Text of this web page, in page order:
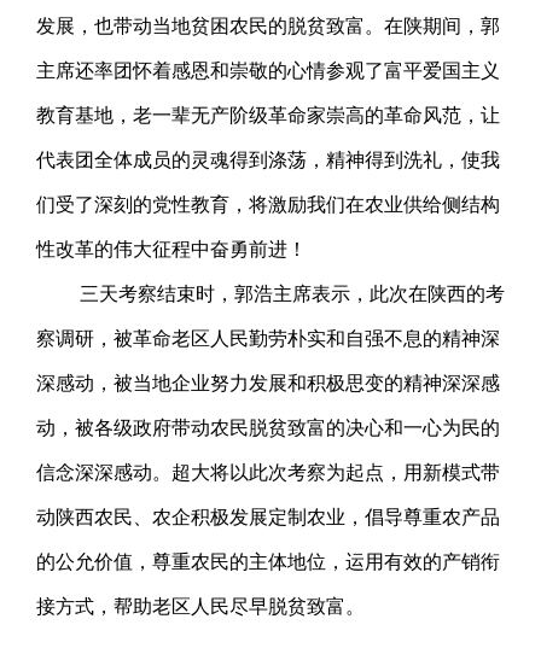
发展，也带动当地贫困农民的脱贫致富。在陕期间，郭
主席还率团怀着感恩和崇敬的心情参观了富平爱国主义
教育基地，老一辈无产阶级革命家崇高的革命风范，让
代表团全体成员的灵魂得到涤荡，精神得到洗礼，使我
们受了深刻的党性教育，将激励我们在农业供给侧结构
性改革的伟大征程中奋勇前进！
三天考察结束时，郭浩主席表示，此次在陕西的考
察调研，被革命老区人民勤劳朴实和自强不息的精神深
深感动，被当地企业努力发展和积极思变的精神深深感
动，被各级政府带动农民脱贫致富的决心和一心为民的
信念深深感动。超大将以此次考察为起点，用新模式带
动陕西农民、农企积极发展定制农业，倡导尊重农产品
的公允价值，尊重农民的主体地位，运用有效的产销衔
接方式，帮助老区人民尽早脱贫致富。